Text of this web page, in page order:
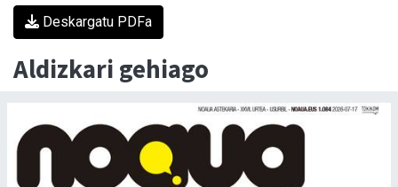
Deskargatu PDFa
Aldizkari gehiago